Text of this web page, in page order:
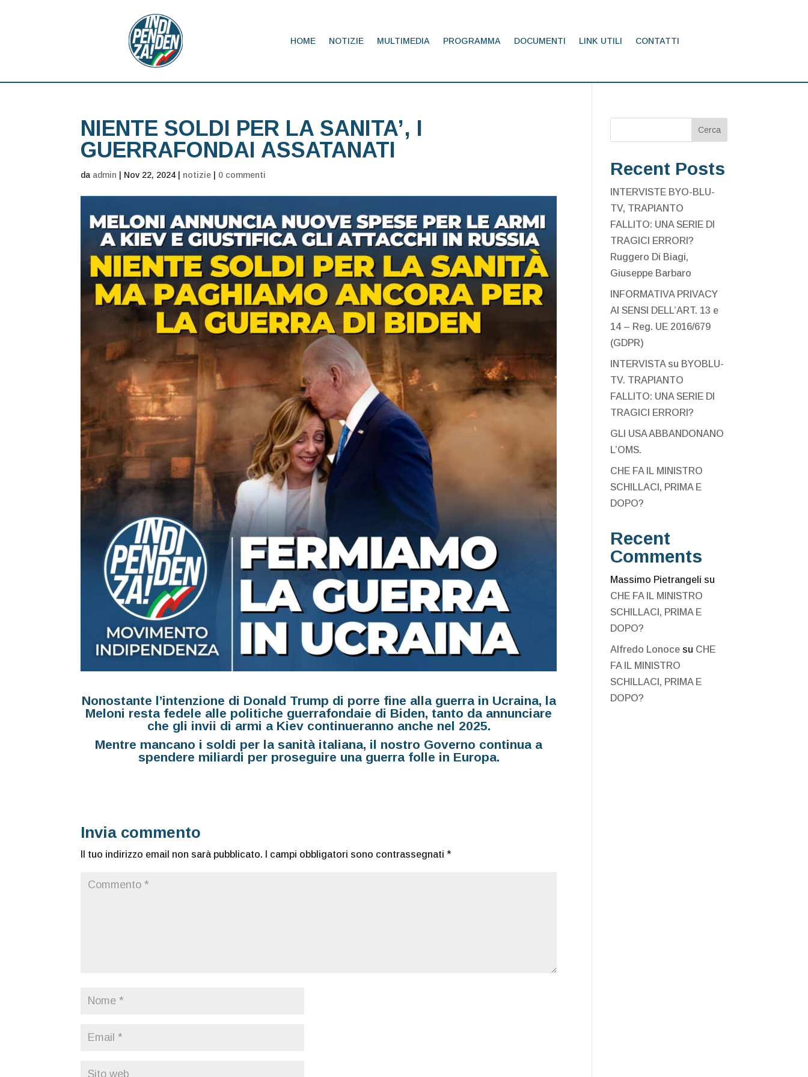
HOME NOTIZIE MULTIMEDIA PROGRAMMA DOCUMENTI LINK UTILI CONTATTI
NIENTE SOLDI PER LA SANITA’, I
GUERRAFONDAI ASSATANATI
da admin Nov 22, 2024 notizie 0 commenti
Nonostante l’intenzione di Donald Trump di porre fine alla guerra in Ucraina, la
Meloni resta fedele alle politiche guerrafondaie di Biden, tanto da annunciare
che gli invii di armi a Kiev continueranno anche nel 2025.
Mentre mancano i soldi per la sanità italiana, il nostro Governo continua a
spendere miliardi per proseguire una guerra folle in Europa.
Invia commento
Il tuo indirizzo email non sarà pubblicato. I campi obbligatori sono contrassegnati*
Cerca
Recent Posts
INTERVISTE BYO-BLU-
TV, TRAPIANTO
FALLITO: UNA SERIE DI
TRAGICI ERRORI?
Ruggero Di Biagi,
Giuseppe Barbaro
INFORMATIVA PRIVACY
AI SENSI DELL’ART. 13 e
14 – Reg. UE 2016/679
(GDPR)
INTERVISTA su BYOBLU-
TV. TRAPIANTO
FALLITO: UNA SERIE DI
TRAGICI ERRORI?
GLI USA ABBANDONANO
L’OMS.
CHE FA IL MINISTRO
SCHILLACI, PRIMA E
DOPO?
Recent
Comments
Massimo Pietrangeli su
CHE FA IL MINISTRO
SCHILLACI, PRIMA E
DOPO?
Alfredo Lonoce su CHE
FA IL MINISTRO
SCHILLACI, PRIMA E
DOPO?